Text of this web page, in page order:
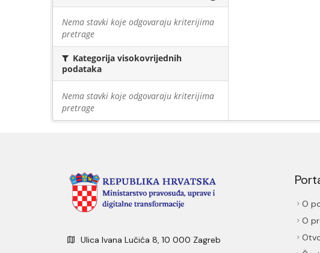
Nema stavki koje odgovaraju kriterijima
pretrage
Kategorija visokovrijednih
podataka
Nema stavki koje odgovaraju kriterijima
pretrage